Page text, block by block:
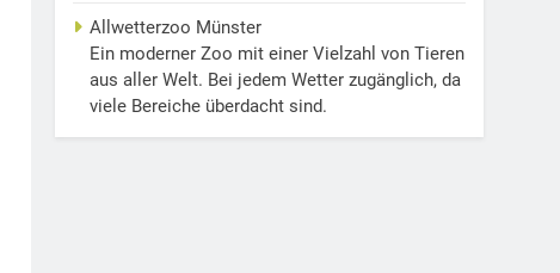
Allwetterzoo Münster
Ein moderner Zoo mit einer Vielzahl von Tieren
aus aller Welt. Bei jedem Wetter zugänglich, da
viele Bereiche überdacht sind.